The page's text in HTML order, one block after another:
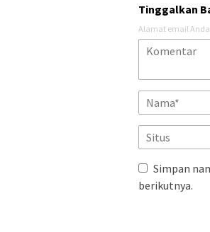
Tinggalkan
Alamat email
Simpan
berikutnya.